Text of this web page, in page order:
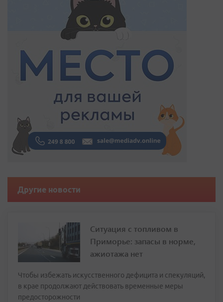
Другие новости
Ситуация с топливом в
Приморье: запасы в норме,
ажиотажа нет
Чтобы избежать искусственного дефицита и спекуляций,
в крае продолжают действовать временные меры
предосторожности